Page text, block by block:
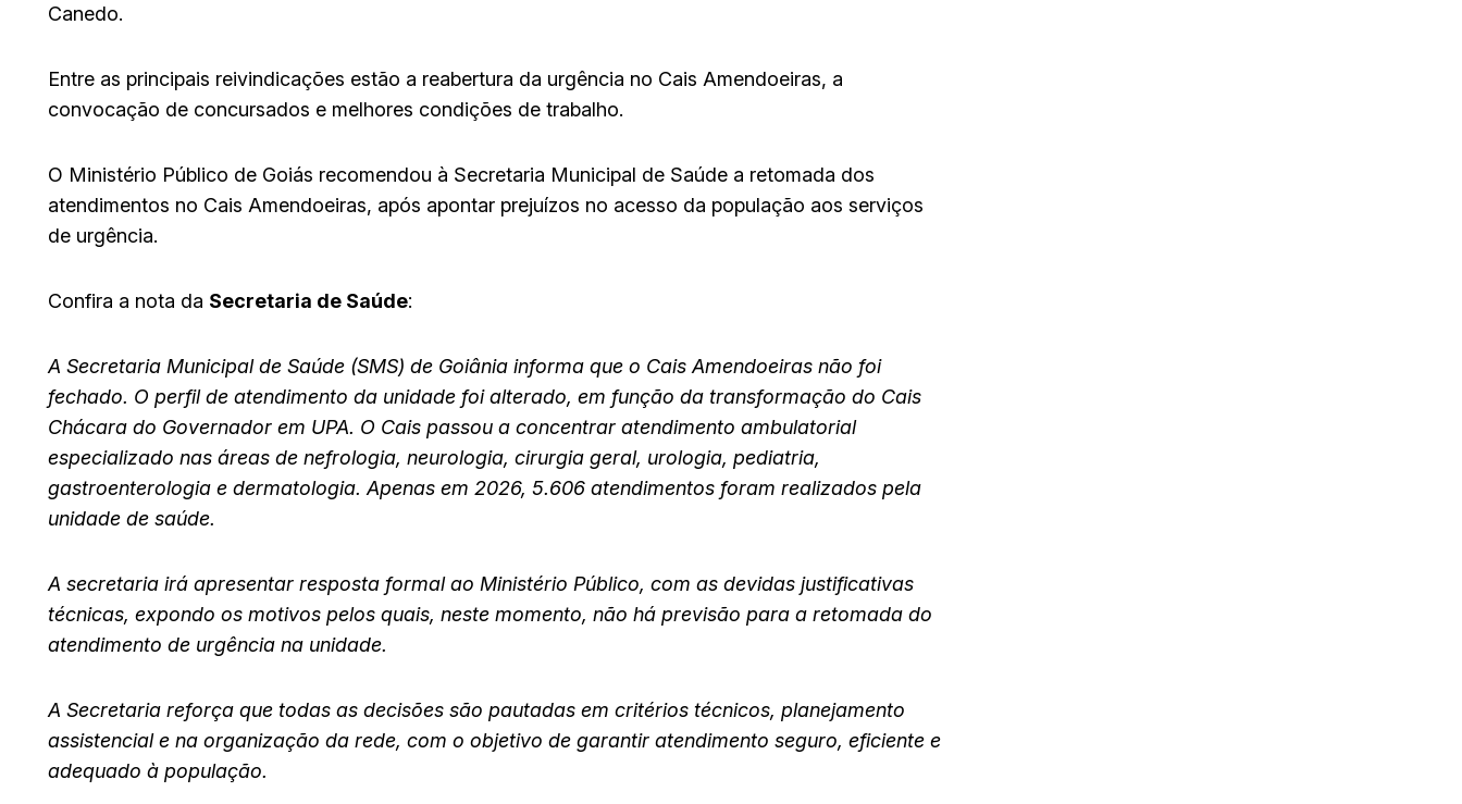
Canedo.
Entre as principais reivindicações estão a reabertura da urgência no Cais Amendoeiras, a
convocação de concursados e melhores condições de trabalho.
O Ministério Público de Goiás recomendou à Secretaria Municipal de Saúde a retomada dos
atendimentos no Cais Amendoeiras, após apontar prejuízos no acesso da população aos serviços
de urgência.
Confira a nota da Secretaria de Saúde:
A Secretaria Municipal de Saúde (SMS) de Goiânia informa que o Cais Amendoeiras não foi
fechado. O perfil de atendimento da unidade foi alterado, em função da transformação do Cais
Chácara do Governador em UPA. O Cais passou a concentrar atendimento ambulatorial
especializado nas áreas de nefrologia, neurologia, cirurgia geral, urologia, pediatria,
gastroenterologia e dermatologia. Apenas em 2026, 5.606 atendimentos foram realizados pela
unidade de saúde.
A secretaria irá apresentar resposta formal ao Ministério Público, com as devidas justificativas
técnicas, expondo os motivos pelos quais, neste momento, não há previsão para a retomada do
atendimento de urgência na unidade.
A Secretaria reforça que todas as decisões são pautadas em critérios técnicos, planejamento
assistencial e na organização da rede, com o objetivo de garantir atendimento seguro, eficiente e
adequado à população.